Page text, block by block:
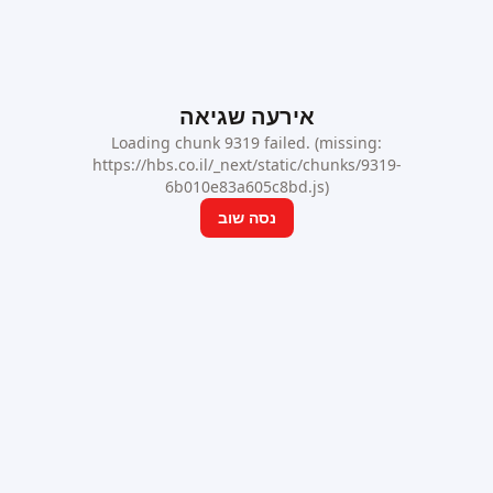
אירעה שגיאה
Loading chunk 9319 failed. (missing:
https://hbs.co.il/_next/static/chunks/9319-
6b010e83a605c8bd.js)